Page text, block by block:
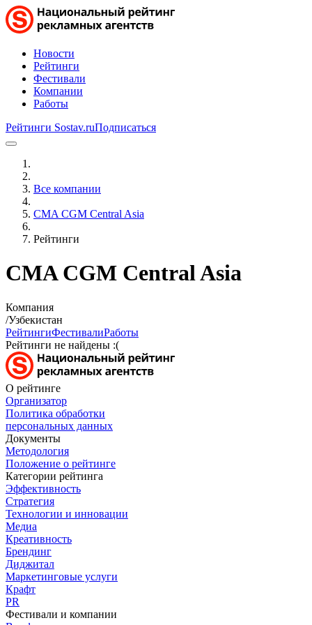
Новости
Рейтинги
Фестивали
Компании
Работы
Рейтинги Sostav.ruПодписаться
Все компании
CMA CGM Central Asia
Рейтинги
CMA CGM Central Asia
Компания
/Узбекистан
РейтингиФестивалиРаботы
Рейтинги не найдены :(
О рейтинге
Организатор
Политика обработки
персональных данных
Документы
Методология
Положение о рейтинге
Категории рейтинга
Эффективность
Стратегия
Технологии и инновации
Медиа
Креативность
Брендинг
Диджитал
Маркетинговые услуги
Крафт
PR
Фестивали и компании